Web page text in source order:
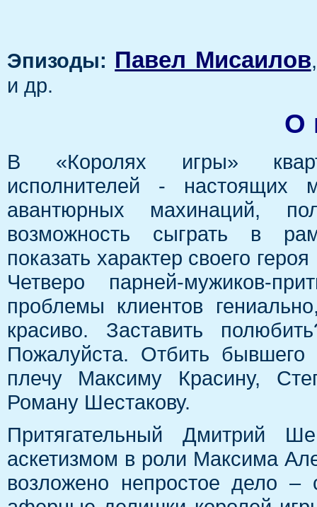
Эпизоды: Павел Мисаилов
и др.
О
В «Королях игры»
исполнителей - настоящих
авантюрных махинаций,
возможность сыграть в
показать характер своего
Четверо парней-мужиков-
проблемы клиентов
красиво. Заставить
Пожалуйста. Отбить
плечу Максиму Красину,
Роману Шестакову.
Притягательный Дмитрий
аскетизмом в роли Максима
возложено непростое дело –